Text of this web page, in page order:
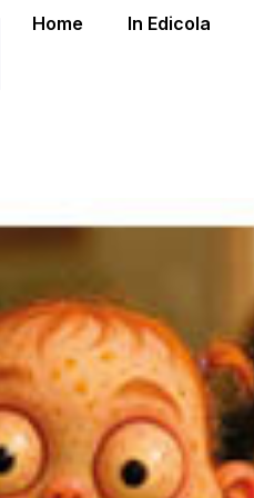
Home In Edicola